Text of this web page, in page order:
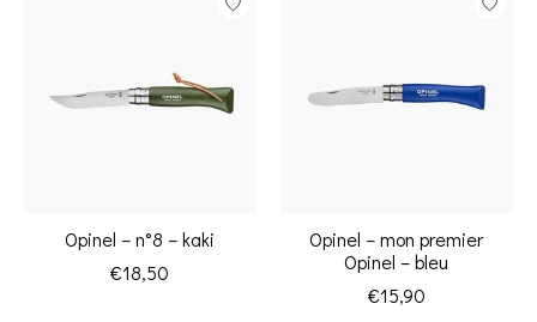
Opinel – n°8 – kaki
€18,50
Opinel – mon premier
Opinel – bleu
€15,90